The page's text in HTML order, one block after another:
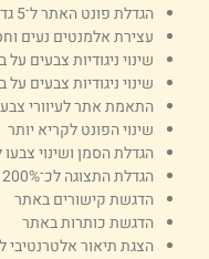
הגדלת פונט האתר ל־5 גדלים שונים
עצירת אלמנטים נעים
שינוי ניגודיות צבעים על
שינוי ניגודיות צבעים על
התאמת אתר לעיוורי צבעים
שינוי הפונט לקריא יותר
הגדלת הסמן ושינוי צבעו
הגדלת התצוגה לכ־200%
הדגשת קישורים באתר
הדגשת כותרות באתר
הצגת תיאור אלטרנטיבי